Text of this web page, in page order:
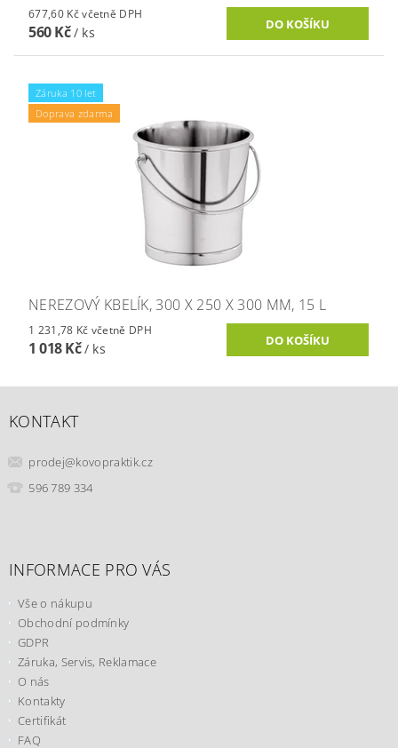
677,60 Kč včetně DPH
560 Kč/ ks
Záruka 10 let
Doprava zdarma
NEREZOVÝ KBELÍK, 300 X 250 X 300 MM, 15 L
1 231,78 Kč včetně DPH
1 018 Kč/ ks
KONTAKT
prodej@kovopraktik.cz
596 789 334
INFORMACE PRO VÁS
Vše o nákupu
Obchodní podmínky
GDPR
Záruka, Servis, Reklamace
O nás
Kontakty
Certifikát
FAQ